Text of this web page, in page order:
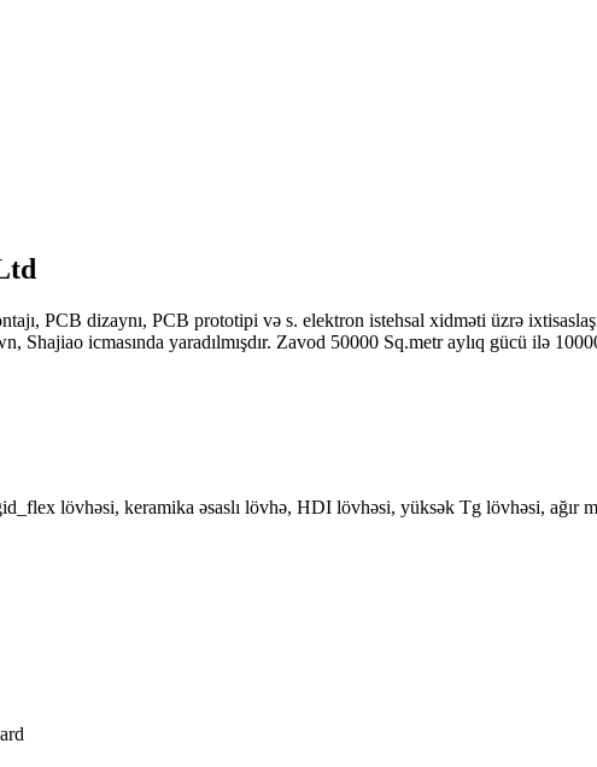
PCB dizaynı, PCB prototipi və s. elektron istehsal xidməti üzrə
icmasında yaradılmışdır. Zavod 50000 Sq.metr aylıq gücü ilə
lövhəsi, keramika əsaslı lövhə, HDI lövhəsi, yüksək Tg lövhəsi, ağır